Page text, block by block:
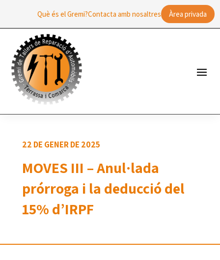
Què és el Gremi?Contacta amb nosaltres Àrea privada
22 DE GENER DE 2025
MOVES III – Anul·lada
prórroga i la deducció del
15% d’IRPF